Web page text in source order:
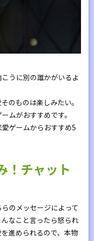
うに別の誰かがいるよ
のものは楽しみたい。
ムがおすすめです。
ゲームからおすすめ5
！チャット
のメッセージによって
なこと言ったら怒られ
進められるので、本物